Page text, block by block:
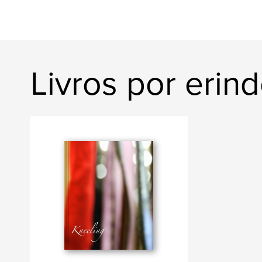
Livros por